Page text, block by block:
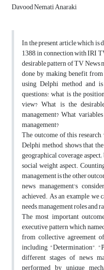
Davood Nemati Anaraki
In the present article which is
1388, in connection with IRI
desirable pattern of TV News
done by making benefit
using Delphi method and
questions: what is the
view? What is the
management? What
management?
The outcome of this
Delphi method, shows that
geographical coverage
social weight aspect.
management is the other
news management's
achieved. As an example we
needs, management roles
The most important
executive pattern which
from collective agreement
including "Determination",
different stages of news